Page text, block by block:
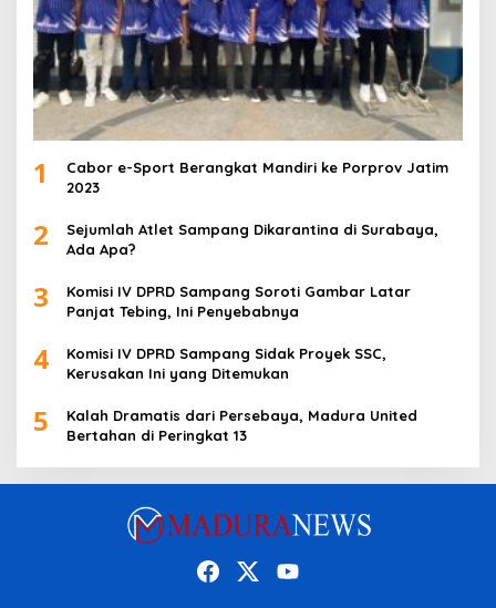
1
Cabor e-Sport Berangkat Mandiri ke Porprov Jatim
2023
2
Sejumlah Atlet Sampang Dikarantina di Surabaya,
Ada Apa?
3
Komisi IV DPRD Sampang Soroti Gambar Latar
Panjat Tebing, Ini Penyebabnya
4
Komisi IV DPRD Sampang Sidak Proyek SSC,
Kerusakan Ini yang Ditemukan
5
Kalah Dramatis dari Persebaya, Madura United
Bertahan di Peringkat 13